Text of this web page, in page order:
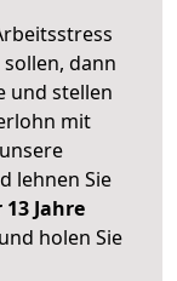
dann
und stellen
mit
lehnen Sie
Jahre
holen Sie